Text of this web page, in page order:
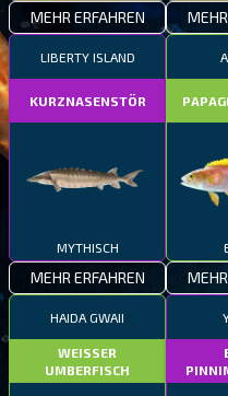
MEHR ERFAHREN
LIBERTY ISLAND
KURZNASENSTÖR
MYTHISCH
MEHR ERFAHREN
HAIDA GWAII
WEISSER
UMBERFISCH